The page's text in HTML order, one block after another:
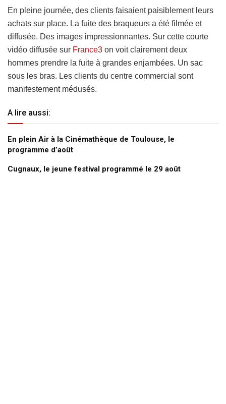
En pleine journée, des clients faisaient paisiblement leurs
achats sur place. La fuite des braqueurs a été filmée et
diffusée. Des images impressionnantes. Sur cette courte
vidéo diffusée sur France3 on voit clairement deux
hommes prendre la fuite à grandes enjambées. Un sac
sous les bras. Les clients du centre commercial sont
manifestement médusés.
A lire aussi:
En plein Air à la Cinémathèque de Toulouse, le
programme d’août
Cugnaux, le jeune festival programmé le 29 août